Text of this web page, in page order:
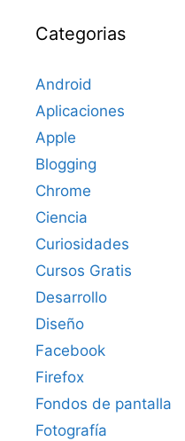
Categorias
Android
Aplicaciones
Apple
Blogging
Chrome
Ciencia
Curiosidades
Cursos Gratis
Desarrollo
Diseño
Facebook
Firefox
Fondos de pantalla
Fotografía